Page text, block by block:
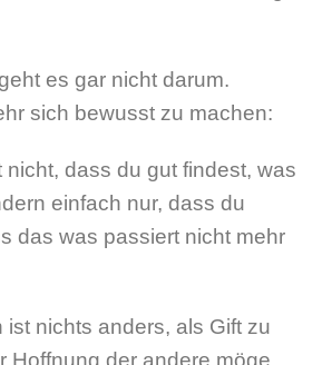
es gar nicht darum.
sich bewusst zu machen:
dass du gut findest, was
einfach nur, dass du
das was passiert nicht mehr
ist nichts anders, als Gift zu
Hoffnung der andere möge